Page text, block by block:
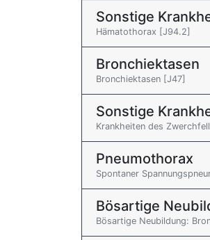
Sonstige
Hämatothorax [J94.2]
Bronchiektasen
Bronchiektasen [J47]
Sonstige
Krankheiten des
Pneumothorax
Spontaner
Bösartige
Bösartige Neubildung: